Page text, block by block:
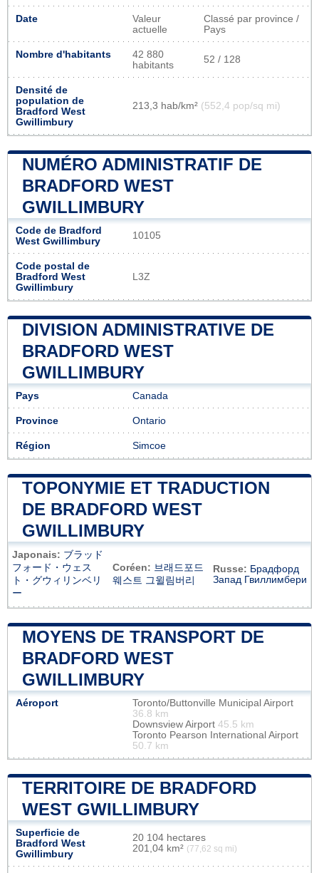
Date
Valeur
actuelle
Classé par province /
Pays
Nombre d'habitants
42 880
habitants
52 / 128
Densité de
population de
Bradford West
Gwillimbury
213,3 hab/km² (552,4 pop/sq mi)
NUMÉRO ADMINISTRATIF DE
BRADFORD WEST
GWILLIMBURY
Code de Bradford
West Gwillimbury
10105
Code postal de
Bradford West
Gwillimbury
L3Z
DIVISION ADMINISTRATIVE DE
BRADFORD WEST
GWILLIMBURY
Pays Canada
Province Ontario
Région Simcoe
TOPONYMIE ET TRADUCTION
DE BRADFORD WEST
GWILLIMBURY
Japonais: ブラッド
フォード・ウェス
ト・グウィリンベリ
ー
Coréen: 브래드포드
웨스트 그윌림버리
Russe: Брадфорд
Запад Гвиллимбери
MOYENS DE TRANSPORT DE
BRADFORD WEST
GWILLIMBURY
Aéroport
Toronto/Buttonville Municipal Airport
36.8 km
Downsview Airport 45.5 km
Toronto Pearson International Airport
50.7 km
TERRITOIRE DE BRADFORD
WEST GWILLIMBURY
Superficie de
Bradford West
Gwillimbury
20 104 hectares
201,04 km² (77,62 sq mi)